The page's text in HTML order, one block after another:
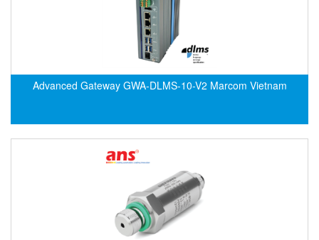
E+H
Earthtech
Advanced Gateway GWA-DLMS-10-V2 Marcom Vietnam